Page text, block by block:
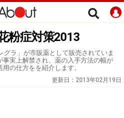
粉症対策2013
グラ」が市販薬として販売されていま
実上解禁され、薬の入手方法の幅が
の仕方をを紹介します。
更新日： 2013年02月19日